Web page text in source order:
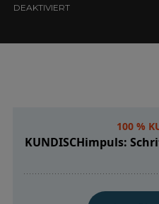
DEAKTIVIERT